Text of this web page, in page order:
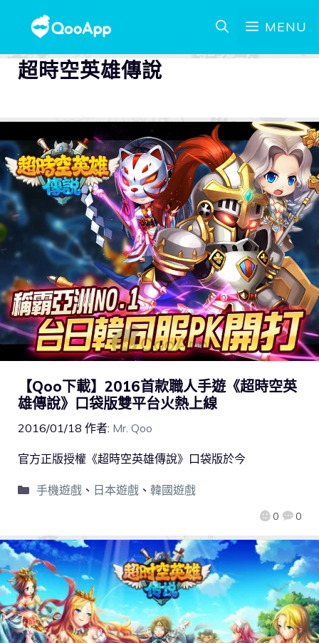
MENU
超時空英雄傳說
【Qoo下載】2016首款職人手遊《超時空英
雄傳說》口袋版雙平台火熱上線
2016/01/18 作者: Mr. Qoo
0 0
官方正版授權《超時空英雄傳說》口袋版於今
手機遊戲、 日本遊戲、 韓國遊戲